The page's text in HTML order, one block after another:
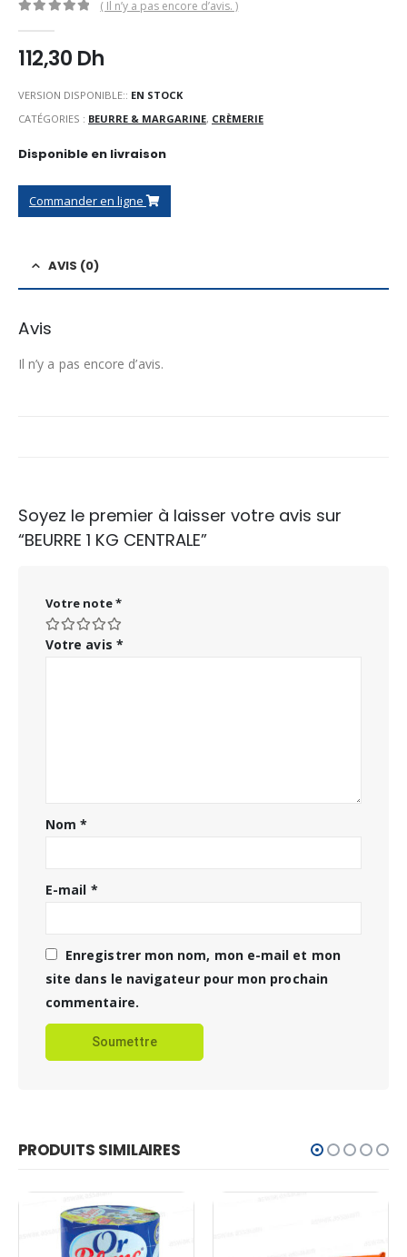
( Il n’y a pas encore d’avis. )
112,30 Dh
VERSION DISPONIBLE:: EN STOCK
CATÉGORIES : BEURRE & MARGARINE, CRÈMERIE
Disponible en livraison
Commander en ligne
AVIS (0)
Avis
Il n’y a pas encore d’avis.
Soyez le premier à laisser votre avis sur
“BEURRE 1 KG CENTRALE”
Votre note*
Votre avis *
Nom*
E-mail *
Enregistrer mon nom, mon e-mail et mon
site dans le navigateur pour mon prochain
commentaire.
PRODUITS SIMILAIRES